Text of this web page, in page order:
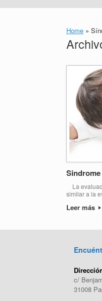
Home »
La
similar a la
Leer más
c/
31008